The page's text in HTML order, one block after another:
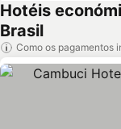
Hotéis
Brasil
Como os pagamentos